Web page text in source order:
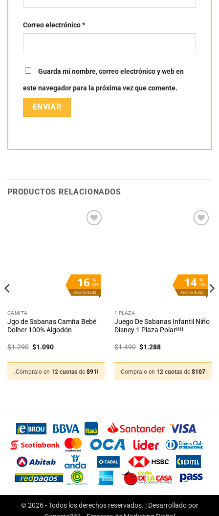
Correo electrónico*
Guarda mi nombre, correo electrónico y web en
este navegador para la próxima vez que comente.
PRODUCTOS RELACIONADOS
%
OFF
16
Ahorra $200
CAMITA
Jgo de Sabanas Camita Bebé
Dolher 100% Algodón
$1.290 El
$1.290.
$1.090El
$1.090.
¡Compralo en 12 cuotas de $91 !
%
OFF
14
Ahorra $202
1 PLAZA
Juego De Sabanas Infantil Niño
Disney 1 Plaza Polar!!!!
$1.490 El
$1.490.
$1.288El
$1.288.
¡Compralo en 12 cuotas de $107!
© 2026 - Todos los derechos reservados. | Desarrollado por